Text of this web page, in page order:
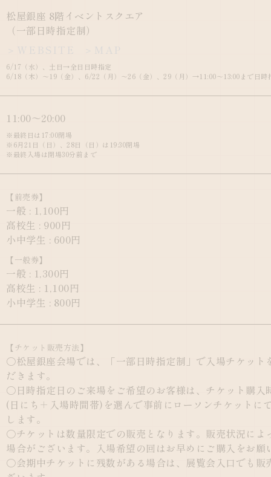
松屋銀座 8階イベントスクエア
（一部日時指定制）
6/17（水）、土日→全日日時指定
6/18（木）～19（金）、6/22（月）～26（金）、29（月）→11:00～13:00まで日時
11:00～20:00
※最終日は17:00閉場
※6月21日（日）、28日（日）は19:30閉場
※最終入場は閉場30分前まで
【前売券】
一般 : 1,100円
高校生 : 900円
小中学生 : 600円
【一般券】
一般 : 1,300円
高校生 : 1,100円
小中学生 : 800円
【チケット販売方法】
〇松屋銀座会場では、「一部日時指定制」で入場チケット
だきます。
〇日時指定日のご来場をご希望のお客様は、チケット購入
(日にち＋入場時間帯)を選んで事前にローソンチケットに
します。
〇チケットは数量限定での販売となります。販売状況によ
場合がございます。入場希望の回はお早めにご購入をお願
〇会期中チケットに残数がある場合は、展覧会入口でも販